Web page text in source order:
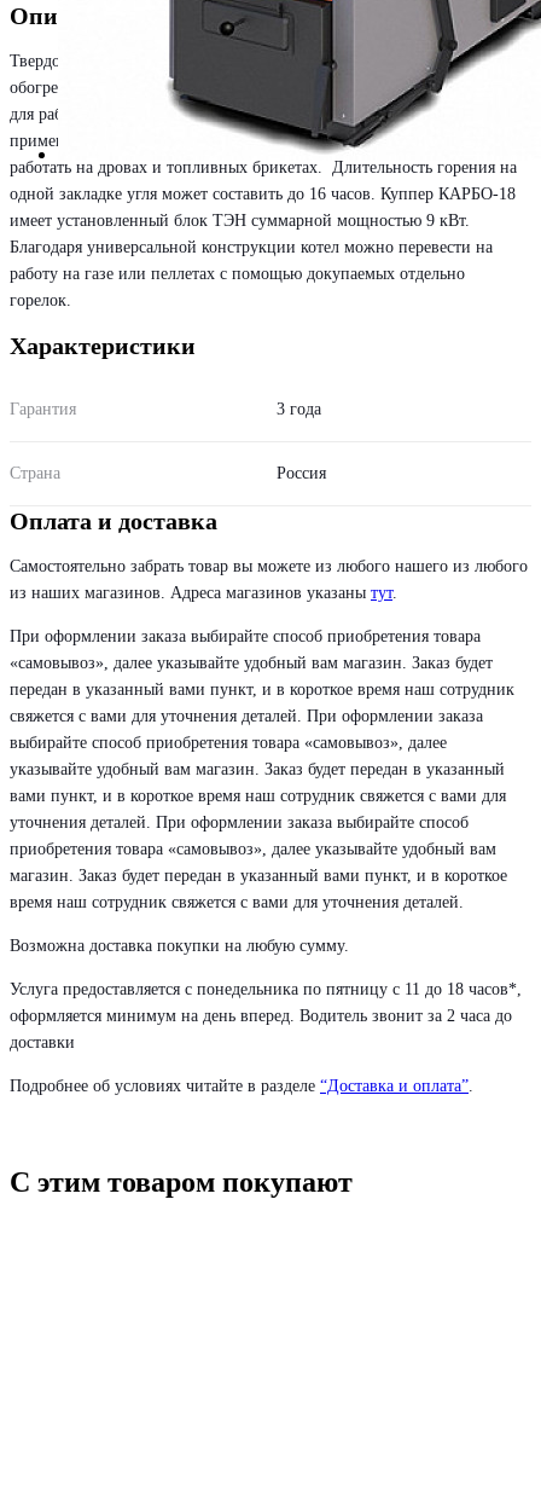
Описание
Твердотопливный котел Теплодар Куппер КАРБО-18 рассчитан на
обогрев жилых помещений площадью до 180 м². Котел предназначен
для работы на буром угле с возможностью периодического
применения угольных брикетов. При необходимости он может
работать на дровах и топливных брикетах. Длительность горения на
одной закладке угля может составить до 16 часов. Куппер КАРБО-18
имеет установленный блок ТЭН суммарной мощностью 9 кВт.
Благодаря универсальной конструкции котел можно перевести на
работу на газе или пеллетах с помощью докупаемых отдельно
горелок.
Характеристики
Гарантия 3 года
Страна Россия
Оплата и доставка
Самостоятельно забрать товар вы можете из любого нашего из любого
из наших магазинов. Адреса магазинов указаны тут.
При оформлении заказа выбирайте способ приобретения товара
«самовывоз», далее указывайте удобный вам магазин. Заказ будет
передан в указанный вами пункт, и в короткое время наш сотрудник
свяжется с вами для уточнения деталей. При оформлении заказа
выбирайте способ приобретения товара «самовывоз», далее
указывайте удобный вам магазин. Заказ будет передан в указанный
вами пункт, и в короткое время наш сотрудник свяжется с вами для
уточнения деталей. При оформлении заказа выбирайте способ
приобретения товара «самовывоз», далее указывайте удобный вам
магазин. Заказ будет передан в указанный вами пункт, и в короткое
время наш сотрудник свяжется с вами для уточнения деталей.
Возможна доставка покупки на любую сумму.
Услуга предоставляется с понедельника по пятницу с 11 до 18 часов*,
оформляется минимум на день вперед. Водитель звонит за 2 часа до
доставки
Подробнее об условиях читайте в разделе “Доставка и оплата”
С этим товаром покупают